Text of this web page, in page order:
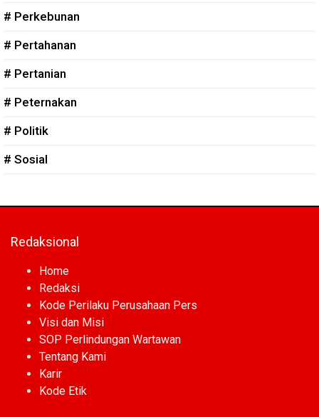
# Perkebunan
# Pertahanan
# Pertanian
# Peternakan
# Politik
# Sosial
Redaksional
Home
Redaksi
Kode Perilaku Perusahaan Pers
Visi dan Misi
SOP Perlindungan Wartawan
Tentang Kami
Karir
Kode Etik